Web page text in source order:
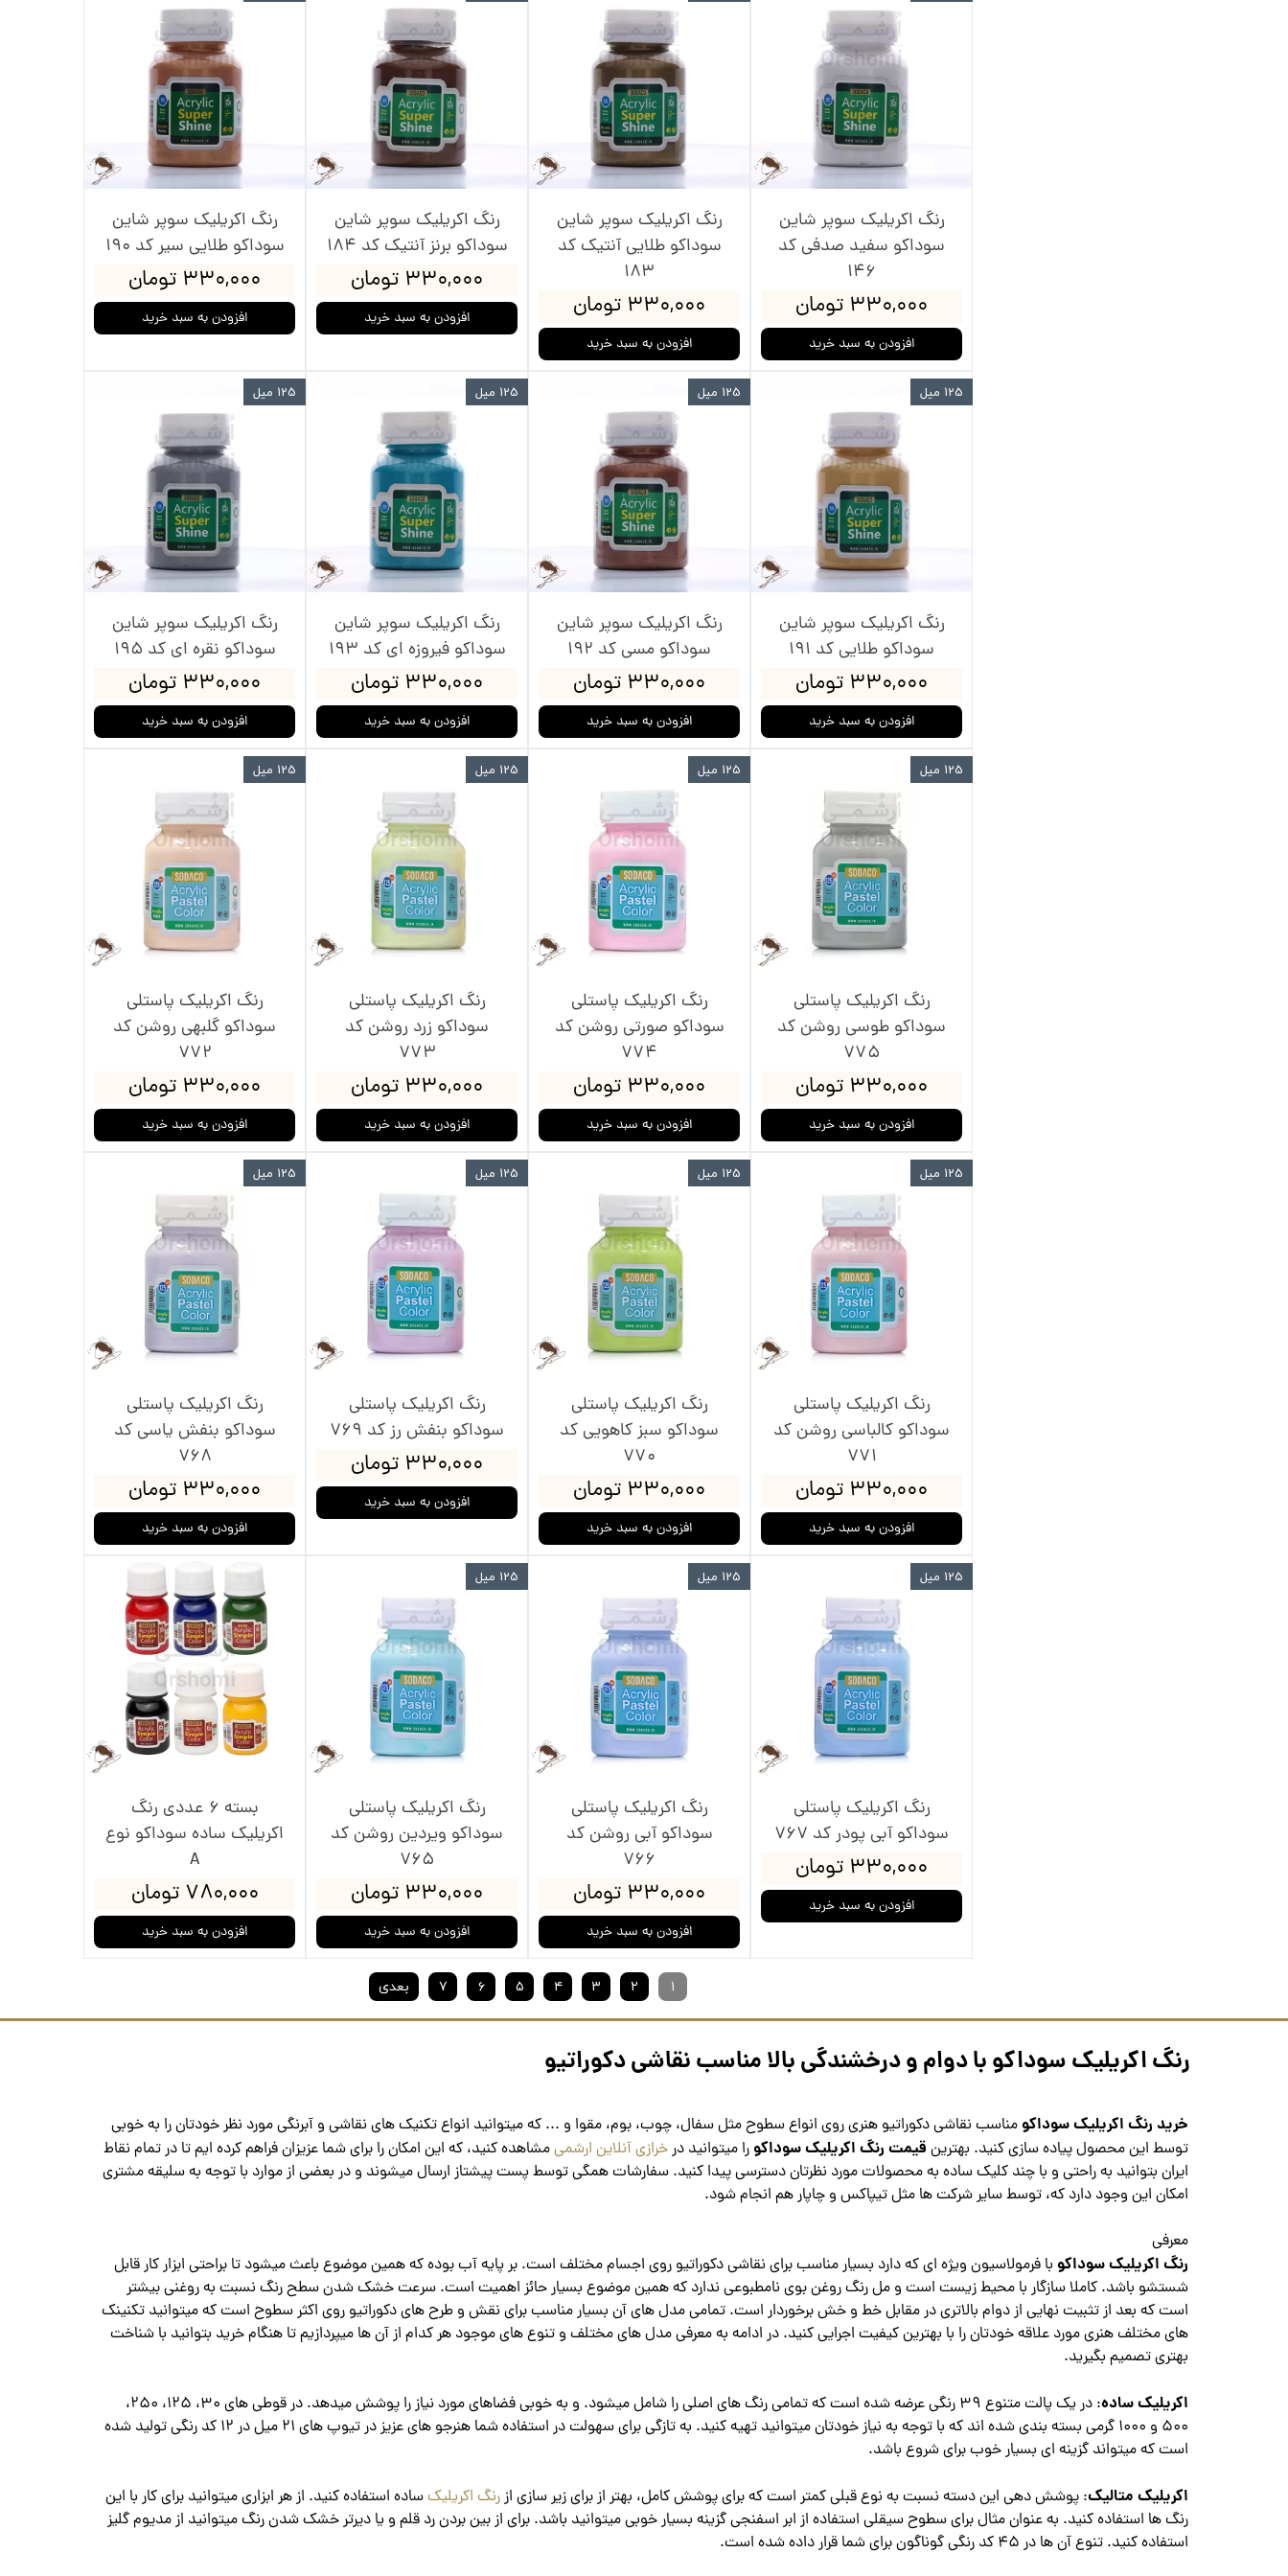
رنگ اکریلیک سوپر شاین
سوداکو سفید صدفی کد
146
۳۳۰,۰۰۰ تومان
افزودن به سبد خرید
رنگ اکریلیک سوپر شاین
سوداکو طلایی آنتیک کد
183
۳۳۰,۰۰۰ تومان
افزودن به سبد خرید
رنگ اکریلیک سوپر شاین
سوداکو برنز آنتیک کد 184
۳۳۰,۰۰۰ تومان
افزودن به سبد خرید
رنگ اکریلیک سوپر شاین
سوداکو طلایی سیر کد 190
۳۳۰,۰۰۰ تومان
افزودن به سبد خرید
رنگ اکریلیک سوپر شاین
سوداکو طلایی کد 191
۳۳۰,۰۰۰ تومان
افزودن به سبد خرید
125 میل
رنگ اکریلیک سوپر شاین
سوداکو مسی کد 192
۳۳۰,۰۰۰ تومان
افزودن به سبد خرید
125 میل
رنگ اکریلیک سوپر شاین
سوداکو فیروزه ای کد 193
۳۳۰,۰۰۰ تومان
افزودن به سبد خرید
125 میل
رنگ اکریلیک سوپر شاین
سوداکو نقره ای کد 195
۳۳۰,۰۰۰ تومان
افزودن به سبد خرید
125 میل
رنگ اکریلیک پاستلی
سوداکو طوسی روشن کد
775
۳۳۰,۰۰۰ تومان
افزودن به سبد خرید
125 میل
رنگ اکریلیک پاستلی
سوداکو صورتی روشن کد
774
۳۳۰,۰۰۰ تومان
افزودن به سبد خرید
125 میل
رنگ اکریلیک پاستلی
سوداکو زرد روشن کد
773
۳۳۰,۰۰۰ تومان
افزودن به سبد خرید
125 میل
رنگ اکریلیک پاستلی
سوداکو گلبهی روشن کد
772
۳۳۰,۰۰۰ تومان
افزودن به سبد خرید
125 میل
رنگ اکریلیک پاستلی
سوداکو کالباسی روشن کد
771
۳۳۰,۰۰۰ تومان
افزودن به سبد خرید
125 میل
رنگ اکریلیک پاستلی
سوداکو سبز کاهویی کد
770
۳۳۰,۰۰۰ تومان
افزودن به سبد خرید
125 میل
رنگ اکریلیک پاستلی
سوداکو بنفش رز کد 769
۳۳۰,۰۰۰ تومان
افزودن به سبد خرید
125 میل
رنگ اکریلیک پاستلی
سوداکو بنفش یاسی کد
768
۳۳۰,۰۰۰ تومان
افزودن به سبد خرید
125 میل
رنگ اکریلیک پاستلی
سوداکو آبی پودر کد 767
۳۳۰,۰۰۰ تومان
افزودن به سبد خرید
125 میل
رنگ اکریلیک پاستلی
سوداکو آبی روشن کد
766
۳۳۰,۰۰۰ تومان
افزودن به سبد خرید
125 میل
رنگ اکریلیک پاستلی
سوداکو ویردین روشن کد
765
۳۳۰,۰۰۰ تومان
افزودن به سبد خرید
125 میل
بسته 6 عددی رنگ
اکریلیک ساده سوداکو نوع
A
۷۸۰,۰۰۰ تومان
افزودن به سبد خرید
۱ ۲ ۳ ۴ ۵ ۶ ۷ بعدی
خرید رنگ اکریلیک سوداکو مناسب نقاشی دکوراتیو هنری روی انواع سطوح مثل سفال، چوب، بوم، مقوا و ... که میتوانید انواع تکنیک های نقاشی و آبرنگی مورد نظر خودتان را به خوبی
توسط این محصول پیاده سازی کنید. بهترین قیمت رنگ اکریلیک سوداکو را میتوانید درخرازی آنلاین ارشمیمشاهده کنید، که این امکان را برای شما عزیزان فراهم کرده ایم تا در تمام نقاط
ایران بتوانید به راحتی و با چند کلیک ساده به محصولات مورد نظرتان دسترسی پیدا کنید. سفارشات همگی توسط پست پیشتاز ارسال میشوند و در بعضی از موارد با توجه به سلیقه مشتری
امکان این وجود دارد که، توسط سایر شرکت ها مثل تیپاکس و چاپار هم انجام شود.
معرفی
رنگ اکریلیک سوداکو با فرمولاسیون ویژه ای که دارد بسیار مناسب برای نقاشی دکوراتیو روی اجسام مختلف است. بر پایه آب بوده که همین موضوع باعث میشود تا براحتی ابزار کار قابل
شستشو باشد. کاملا سازگار با محیط زیست است و مل رنگ روغن بوی نامطبوعی ندارد که همین موضوع بسیار حائز اهمیت است. سرعت خشک شدن سطح رنگ نسبت به روغنی بیشتر
است که بعد از تثبیت نهایی از دوام بالاتری در مقابل خط و خش برخوردار است. تمامی مدل های آن بسیار مناسب برای نقش و طرح های دکوراتیو روی اکثر سطوح است که میتوانید تکنینک
های مختلف هنری مورد علاقه خودتان را با بهترین کیفیت اجرایی کنید. در ادامه به معرفی مدل های مختلف و تنوع های موجود هر کدام از آن ها میپردازیم تا هنگام خرید بتوانید با شناخت
بهتری تصمیم بگیرید.
​​​​​​​اکریلیک ساده
: در یک پالت متنوع 39 رنگی عرضه شده است که تمامی رنگ های اصلی را شامل میشود. و به خوبی فضاهای مورد نیاز را پوشش میدهد. در قوطی های 30، 125، 250،
500 و 1000 گرمی بسته بندی شده اند که با توجه به نیاز خودتان میتوانید تهیه کنید. به تازگی برای سهولت در استفاده شما هنرجو های عزیز در تیوپ های 21 میل در 12 کد رنگی تولید شده
است که میتواند گزینه ای بسیار خوب برای شروع باشد.
اکریلیک متالیک: پوشش دهی این دسته نسبت به نوع قبلی کمتر است که برای پوشش کامل، بهتر از برای زیر سازی ازرنگ اکریلیکساده استفاده کنید. از هر ابزاری میتوانید برای کار با این
رنگ ها استفاده کنید. به عنوان مثال برای سطوح سیقلی استفاده از ابر اسفنجی گزینه بسیار خوبی میتوانید باشد. برای از بین بردن رد قلم و یا دیرتر خشک شدن رنگ میتوانید از مدیوم گلیز
استفاده کنید. تنوع آن ها در 45 کد رنگی گوناگون برای شما قرار داده شده است.
رنگ اکریلیک سوداکو با دوام و درخشندگی بالا مناسب نقاشی دکوراتیو